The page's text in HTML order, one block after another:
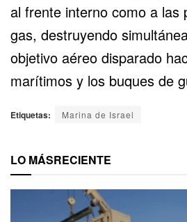
al frente interno como a las
gas, destruyendo
objetivo aéreo disparado
marítimos y los buques de
Etiquetas: Marina de Israel
LO MÁSRECIENTE